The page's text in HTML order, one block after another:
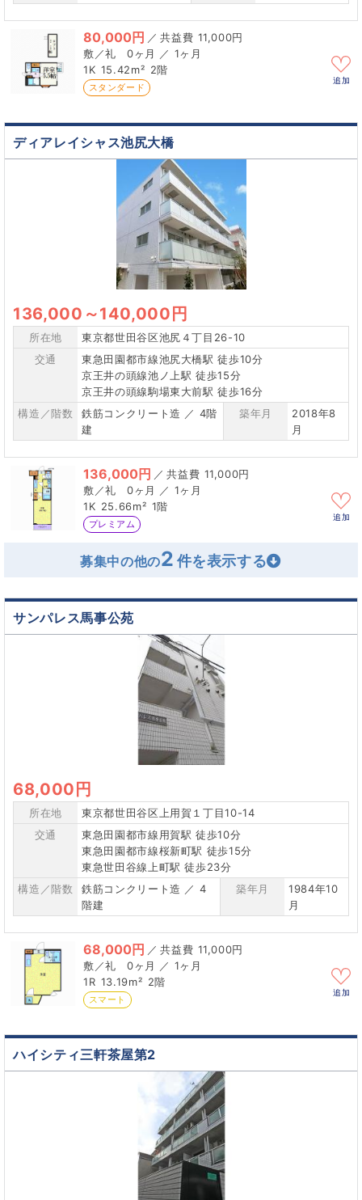
80,000円 ／
11,000円
0ヶ月 ／ 1ヶ月
1K 15.42m² 2階
スタンダード
追加
ディアレイシャス池尻大橋
136,000 ～140,000円
所在地
東京都世田谷区池尻４丁目26-10
交通
東急田園都市線池尻大橋駅 徒歩10分
京王井の頭線池ノ上駅 徒歩15分
京王井の頭線駒場東大前駅 徒歩16分
構造／階数
鉄筋コンクリート造 ／ 4階
建
築年月
2018年8
月
136,000円 ／
11,000円
0ヶ月 ／ 1ヶ月
1K 25.66m² 1階
プレミアム
追加
募集中の他の2
サンパレス馬事公苑
68,000円
所在地
東京都世田谷区上用賀１丁目10-14
交通
東急田園都市線用賀駅 徒歩10分
東急田園都市線桜新町駅 徒歩15分
東急世田谷線上町駅 徒歩23分
構造／階数
鉄筋コンクリート造 ／ 4
階建
築年月
1984年10
月
68,000円 ／
11,000円
0ヶ月 ／ 1ヶ月
1R 13.19m² 2階
スマート
追加
ハイシティ三軒茶屋第2